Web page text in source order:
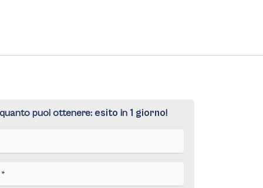
puoi ottenere: esito in 1 giorno!